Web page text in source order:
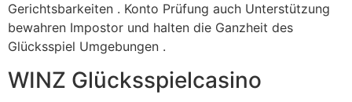
Gerichtsbarkeiten . Konto Prüfung auch Unterstützung
bewahren Impostor und halten die Ganzheit des
Glücksspiel Umgebungen .
WINZ Glücksspielcasino